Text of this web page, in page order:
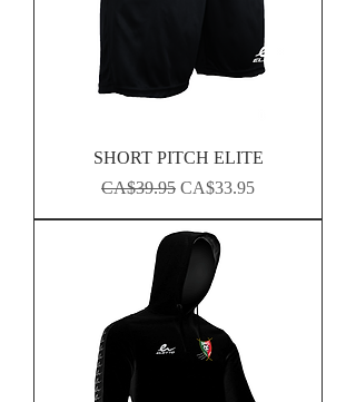
SHORT PITCH ELITE
Regular Price
CA$39.95 Sale Price
CA$33.95